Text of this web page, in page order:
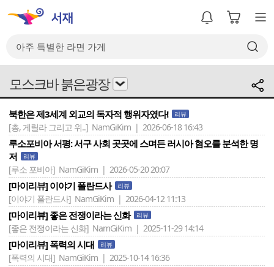
모스크바 붉은광장
북한은 제3세계 외교의 독자적 행위자였다! 리뷰
[총, 게릴라 그리고 위..] NamGiKim | 2026-06-18 16:43
루소포비아 서평: 서구 사회 곳곳에 스며든 러시아 혐오를 분석한 명
저
리뷰
[루소 포비아] NamGiKim | 2026-05-20 20:07
[마이리뷰] 이야기 폴란드사 리뷰
[이야기 폴란드사] NamGiKim | 2026-04-12 11:13
[마이리뷰] 좋은 전쟁이라는 신화 리뷰
[좋은 전쟁이라는 신화] NamGiKim | 2025-11-29 14:14
[마이리뷰] 폭력의 시대 리뷰
[폭력의 시대] NamGiKim | 2025-10-14 16:36